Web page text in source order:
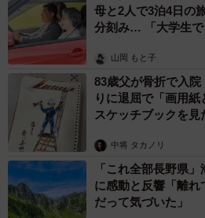
母と2人で3泊4日の
分刻み… 「大学生で
山岡 もと子
83歳父が骨折で入
りに退屈で「画用
スケッチブックを
中将 タカノリ
「これ全部長野県
に感動と反響「離
だって気づいた」